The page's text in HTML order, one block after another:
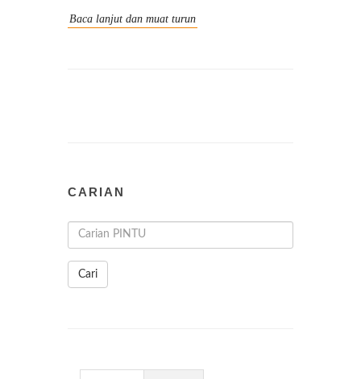
Baca lanjut dan muat turun
CARIAN
Cari